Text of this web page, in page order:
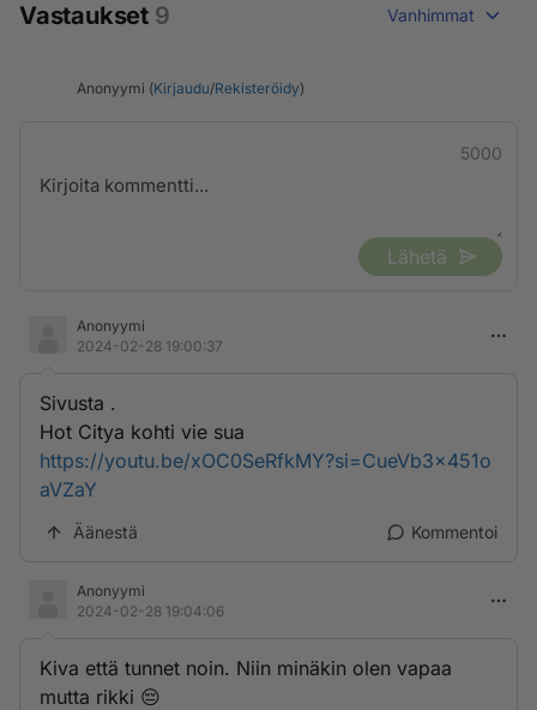
Vastaukset 9 Vanhimmat
Anonyymi (Kirjaudu/Rekisteröidy)
5000
Lähetä
Anonyymi
2024-02-28 19:00:37
Sivusta .
Hot Citya kohti vie sua
https://youtu.be/xOC0SeRfkMY?si=CueVb3x451o
aVZaY
Äänestä Kommentoi
Anonyymi
2024-02-28 19:04:06
Kiva että tunnet noin. Niin minäkin olen vapaa
mutta rikki 😔